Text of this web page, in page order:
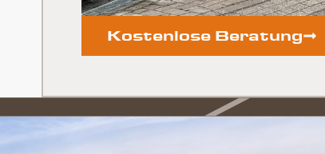
Kostenlose Beratung